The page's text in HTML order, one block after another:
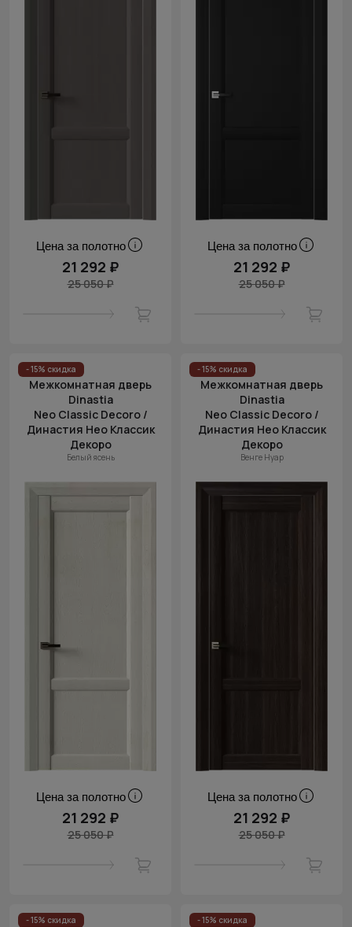
Цена за полотно
21 292 ₽
25 050 ₽
Цена за полотно
21 292 ₽
25 050 ₽
- 15% скидка
Межкомнатная дверь
Dinastia
Neo Classic Decoro /
Династия Нео Классик
Декоро
Белый ясень
Цена за полотно
21 292 ₽
25 050 ₽
- 15% скидка
Межкомнатная дверь
Dinastia
Neo Classic Decoro /
Династия Нео Классик
Декоро
Венге Нуар
Цена за полотно
21 292 ₽
25 050 ₽
- 15% скидка - 15% скидка